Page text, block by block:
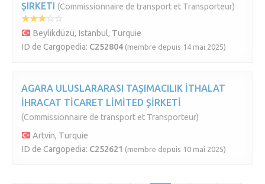
ŞIRKETI (Commissionnaire de transport et Transporteur)
Beylikdüzü, Istanbul, Turquie
ID de Cargopedia: C252804 (membre depuis 14 mai 2025)
AGARA ULUSLARARASI TAŞIMACILIK İTHALAT
İHRACAT TİCARET LİMİTED ŞİRKETİ
(Commissionnaire de transport et Transporteur)
Artvin, Turquie
ID de Cargopedia: C252621 (membre depuis 10 mai 2025)